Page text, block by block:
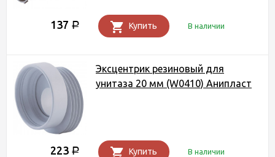
137 Р Купить В наличии
Эксцентрик резиновый для
унитаза 20 мм (W0410) Анипласт
223 Р Купить В наличии